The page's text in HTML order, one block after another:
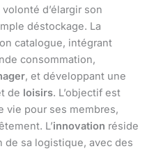
d’élargir son
déstockage. La
catalogue, intégrant
consommation,
, et développant une
de loisirs. L’objectif est
vie pour ses membres,
L’innovation réside
de sa logistique, avec des